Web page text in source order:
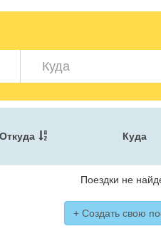
Откуда Куда
Поездки не
+ Создать свою